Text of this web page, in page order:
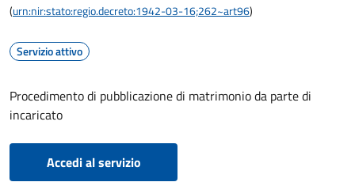
(urn:nir:stato:regio.decreto:1942-03-16;262~art96)
Servizio attivo
Procedimento di pubblicazione di matrimonio da parte di
incaricato
Accedi al servizio